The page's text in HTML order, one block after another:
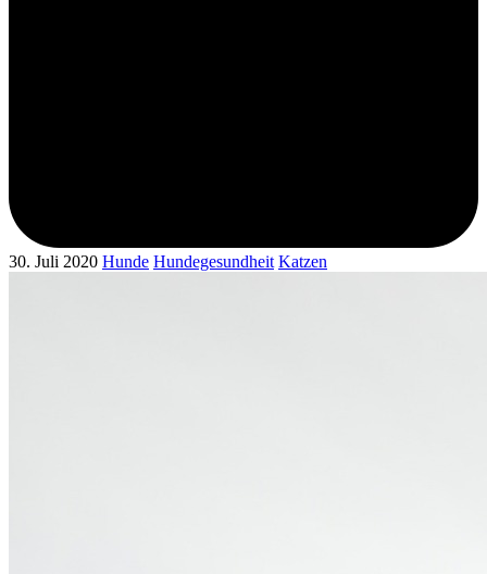
30. Juli 2020 Hunde Hundegesundheit Katzen